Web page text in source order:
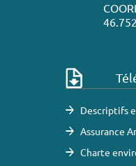
Descriptifs
Assurance
Charte